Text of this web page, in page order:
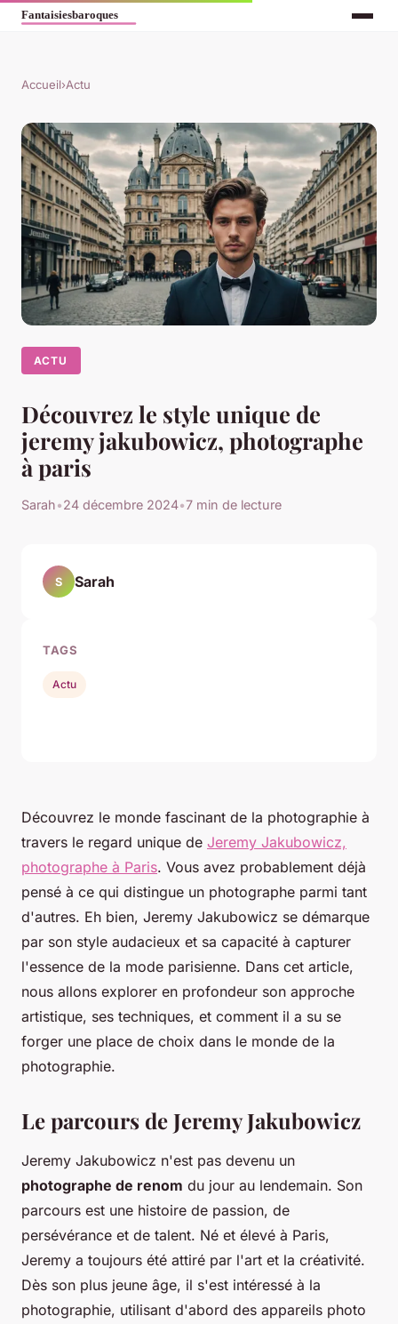
Accueil›Actu
ACTU
Découvrez le style unique de
jeremy jakubowicz, photographe
à paris
Sarah•24 décembre 2024•7 min de lecture
Découvrez le monde fascinant de la photographie à
travers le regard unique de Jeremy Jakubowicz,
photographe à Paris. Vous avez probablement déjà
pensé à ce qui distingue un photographe parmi tant
d'autres. Eh bien, Jeremy Jakubowicz se démarque
par son style audacieux et sa capacité à capturer
l'essence de la mode parisienne. Dans cet article,
nous allons explorer en profondeur son approche
artistique, ses techniques, et comment il a su se
forger une place de choix dans le monde de la
photographie.
Le parcours de Jeremy Jakubowicz
Jeremy Jakubowicz n'est pas devenu un
photographe de renom du jour au lendemain. Son
parcours est une histoire de passion, de
persévérance et de talent. Né et élevé à Paris,
Jeremy a toujours été attiré par l'art et la créativité.
Dès son plus jeune âge, il s'est intéressé à la
photographie, utilisant d'abord des appareils photo
S Sarah
TAGS
Actu